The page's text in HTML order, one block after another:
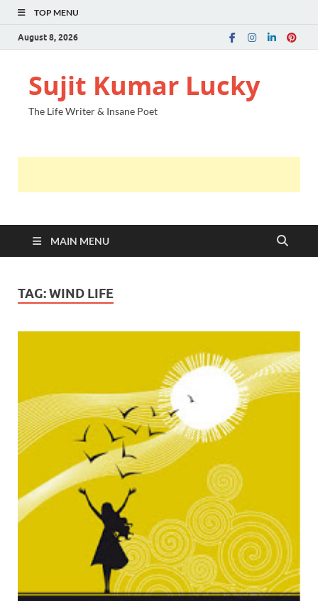
TOP MENU
August 8, 2026
Sujit Kumar Lucky
The Life Writer & Insane Poet
MAIN MENU
TAG:WIND LIFE